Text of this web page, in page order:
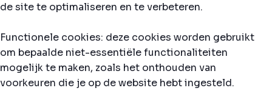
de site te optimaliseren en te verbeteren.
Functionele cookies: deze cookies worden gebruikt
om bepaalde niet-essentiële functionaliteiten
mogelijk te maken, zoals het onthouden van
voorkeuren die je op de website hebt ingesteld.